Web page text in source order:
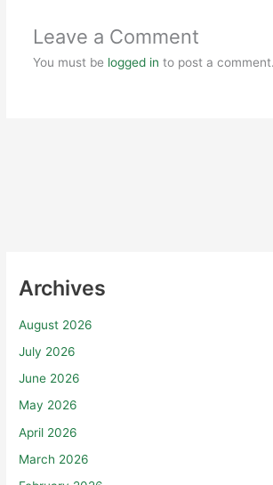
July 2026
June 2026
May 2026
April 2026
March 2026
February 2026
You must be logged in to post a comment.